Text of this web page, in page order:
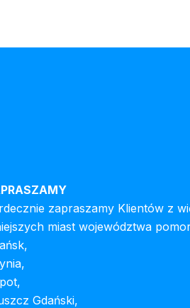
zapraszamy Klientów z
miast województwa
Gdański,